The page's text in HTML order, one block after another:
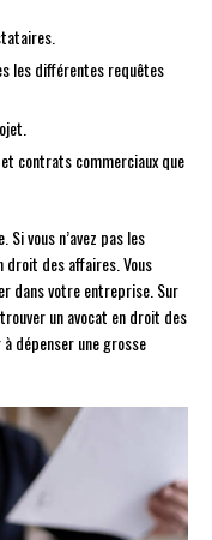
les différentes requêtes
contrats commerciaux que
vous n’avez pas les
droit des affaires. Vous
dans votre entreprise. Sur
trouver un avocat en droit des
dépenser une grosse